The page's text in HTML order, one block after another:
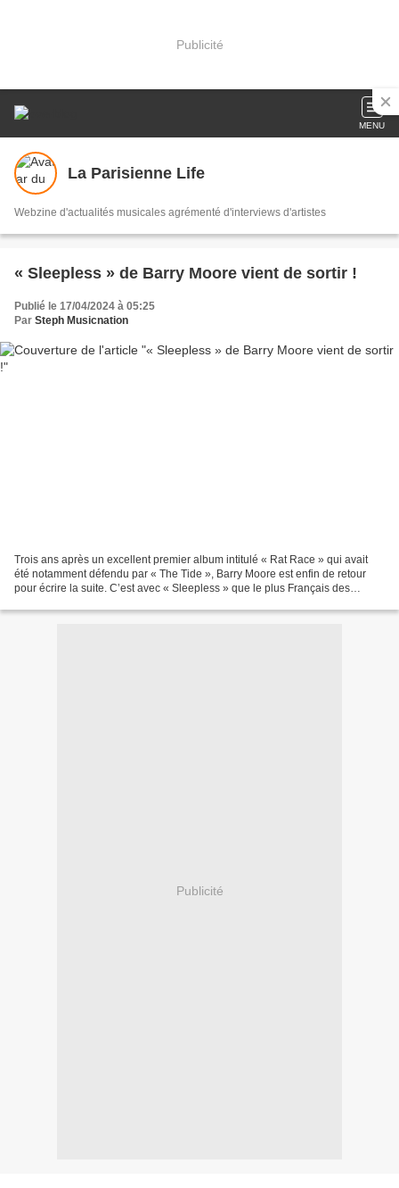
Publicité
MENU
La Parisienne Life
Webzine d'actualités musicales agrémenté d'interviews d'artistes
« Sleepless » de Barry Moore vient de sortir !
Publié le 17/04/2024 à 05:25
Par Steph Musicnation
Trois ans après un excellent premier album intitulé « Rat Race » qui avait
été notamment défendu par « The Tide », Barry Moore est enfin de retour
pour écrire la suite. C’est avec « Sleepless » que le plus Français des
Publicité